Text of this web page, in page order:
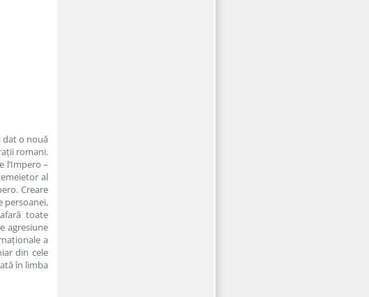
dat o nouă
romani.
l’Impero –
al
Creare
persoanei,
toate
agresiune
a
din cele
în limba